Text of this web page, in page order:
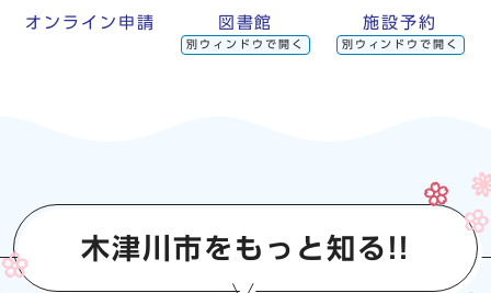
オンライン申請 図書館
別ウィンドウで開く
施設予約
別ウィンドウで開く
木津川市をもっと知る!!